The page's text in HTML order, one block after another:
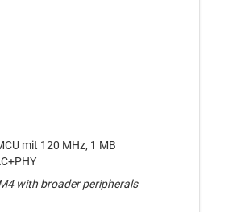
mit 120 MHz, 1 MB
with broader peripherals